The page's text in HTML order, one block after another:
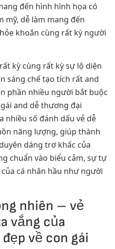
đến hình hình họa có
mỹ, dễ làm mang đến
khoắn cùng rất kỳ người
kỳ cùng rất kỳ sự lộ diện
sáng chế tạo tích rất and
phần nhiều người bắt buộc
and dễ thương đại
nhiều số đánh dấu vẻ dễ
năng lượng, giúp thành
dáng trơ khấc của
chuẩn vào biểu cảm, sự tự
cá nhân hầu như người
nhiên – vẻ
vắng của
về con gái